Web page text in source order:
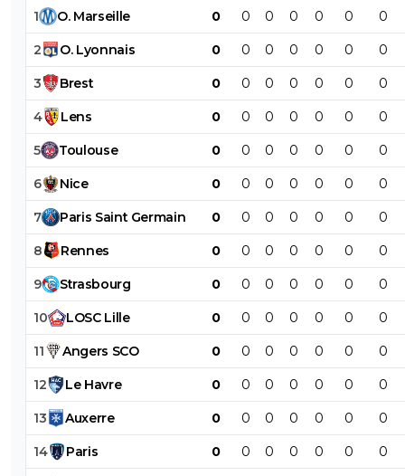
1 O. Marseille 0 0 0 0 0 0 0
2 O. Lyonnais 0 0 0 0 0 0 0
3 Brest 0 0 0 0 0 0 0
4 Lens 0 0 0 0 0 0 0
5 Toulouse 0 0 0 0 0 0 0
6 Nice 0 0 0 0 0 0 0
7 Paris Saint Germain 0 0 0 0 0 0 0
8 Rennes 0 0 0 0 0 0 0
9 Strasbourg 0 0 0 0 0 0 0
10 LOSC Lille 0 0 0 0 0 0 0
11 Angers SCO 0 0 0 0 0 0 0
12 Le Havre 0 0 0 0 0 0 0
13 Auxerre 0 0 0 0 0 0 0
14 Paris 0 0 0 0 0 0 0